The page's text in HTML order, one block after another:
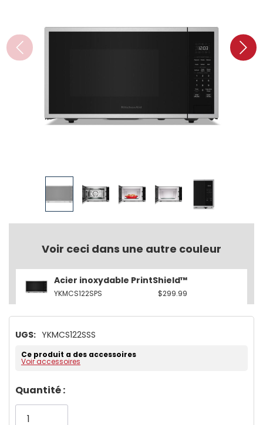
Voir ceci dans une autre couleur
Acier inoxydable PrintShield™
YKMCS122SPS $299.99
UGS: YKMCS122SSS
Ce produit a des accessoires
Voir accessoires
Dépêchez-
vous!
Quantité :